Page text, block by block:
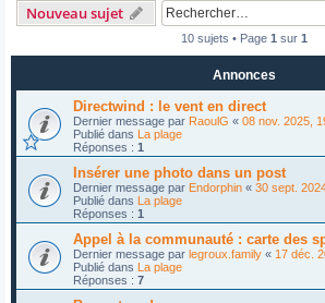
Nouveau sujet
10 sujets • Page 1 sur 1
Annonces
Directwind : le vent en direct
Dernier message par RaoulG « 08 nov. 2025,
Publié dans La plage
Réponses : 1
Insérer une photo dans un post
Dernier message par Endorphin « 30 sept.
Publié dans La plage
Réponses : 1
Appel à la communauté : carte des
Dernier message par legroux.family « 17 déc.
Publié dans La plage
Réponses : 7